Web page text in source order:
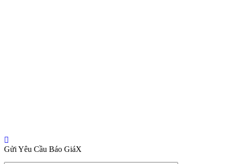
Gửi Yêu Cầu Báo GiáX